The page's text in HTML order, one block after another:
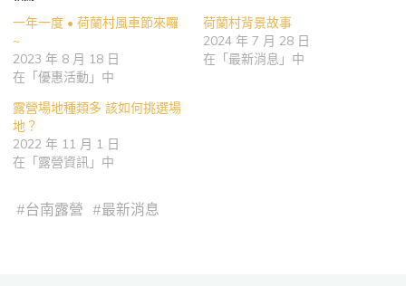
一年一度 • 荷蘭村風車節來囉
~
2023 年 8 月 18 日
在「優惠活動」中
荷蘭村背景故事
2024 年 7 月 28 日
在「最新消息」中
露營場地種類多 該如何挑選場
地？
2022 年 11 月 1 日
在「露營資訊」中
#台南露營 #最新消息